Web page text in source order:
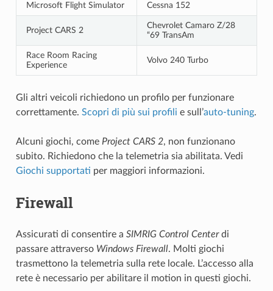
Microsoft Flight Simulator Cessna 152
Project CARS 2
Chevrolet Camaro Z/28
“69 TransAm
Race Room Racing
Experience
Volvo 240 Turbo
Gli altri veicoli richiedono un profilo per funzionare
correttamente. Scopri di più sui profili e sull’auto-tuning.
Alcuni giochi, come Project CARS 2, non funzionano
subito. Richiedono che la telemetria sia abilitata. Vedi
Giochi supportati per maggiori informazioni.
Firewall
Assicurati di consentire a SIMRIG Control Centerdi
passare attraverso Windows Firewall. Molti giochi
trasmettono la telemetria sulla rete locale. L’accesso alla
rete è necessario per abilitare il motion in questi giochi.